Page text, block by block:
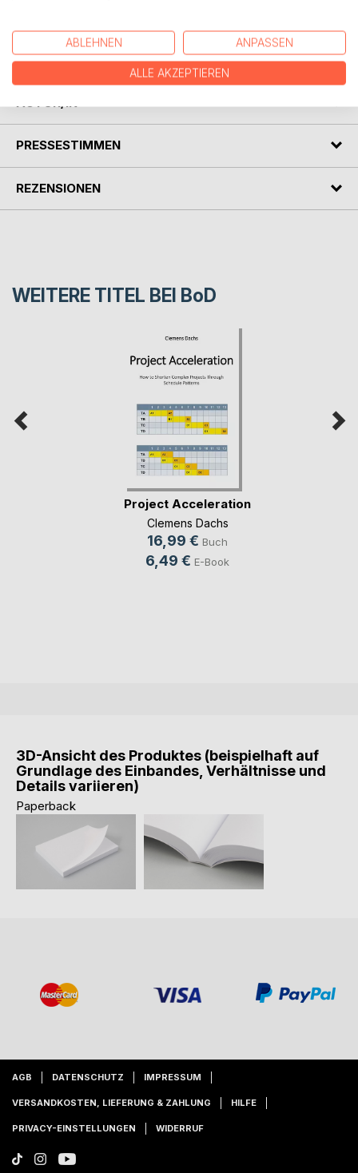
der Controllingmaßnahmen unbedingt berücksichtigt
werden müssen.
AUTOR/IN
PRESSESTIMMEN
REZENSIONEN
WEITERE TITEL BEI BoD
Project Acceleration
Clemens Dachs
16,99 € Buch
6,49 € E-Book
3D-Ansicht des Produktes (beispielhaft auf
Grundlage des Einbandes, Verhältnisse und
Details variieren)
Paperback
AGB DATENSCHUTZ IMPRESSUM
VERSANDKOSTEN, LIEFERUNG & ZAHLUNG HILFE
PRIVACY-EINSTELLUNGEN WIDERRUF
ABLEHNEN ANPASSEN
ALLE AKZEPTIEREN